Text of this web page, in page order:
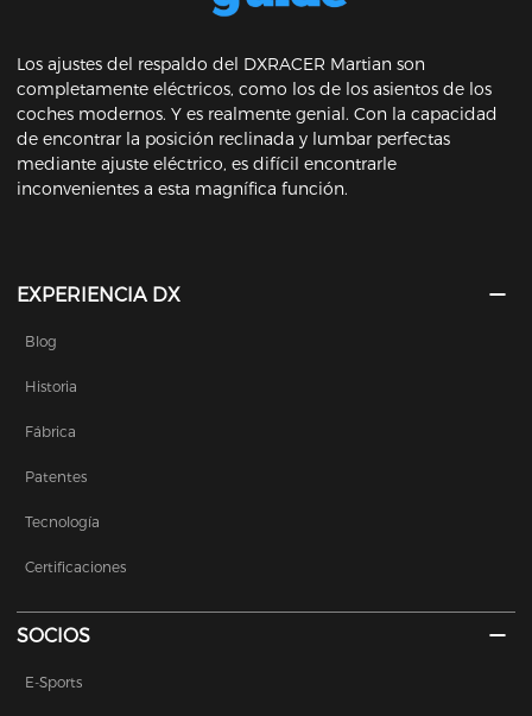
Los ajustes del respaldo del DXRACER Martian son
completamente eléctricos, como los de los asientos de los
coches modernos. Y es realmente genial. Con la capacidad
de encontrar la posición reclinada y lumbar perfectas
mediante ajuste eléctrico, es difícil encontrarle
inconvenientes a esta magnífica función.
EXPERIENCIA DX
Blog
Historia
Fábrica
Patentes
Tecnología
Certificaciones
SOCIOS
E-Sports